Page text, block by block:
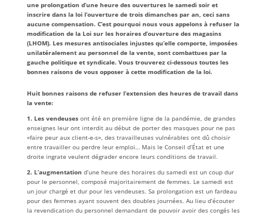
une prolongation d’une heure des ouvertures le samedi soir et
inscrire dans la loi l’ouverture de trois dimanches par an, ceci sans
aucune compensation. C’est pourquoi nous vous appelons à refuser la
modification de la Loi sur les horaires d’ouverture des magasins
(LHOM). Les mesures antisociales injustes qu’elle comporte, imposées
unilatéralement au personnel de la vente, sont combattues par la
gauche politique et syndicale. Vous trouverez ci-dessous toutes les
bonnes raisons de vous opposer à cette modification de la loi.
Huit bonnes raisons de refuser l’extension des heures de travail dans
la vente:
1. Les vendeusesont été en première ligne de la pandémie, de grandes
enseignes leur ont interdit au début de porter des masques pour ne pas
«faire peur aux client-e-s», des travailleuses vulnérables ont dû choisir
entre travailler ou perdre leur emploi… Mais le Conseil d’État et une
droite ingrate veulent dégrader encore leurs conditions de travail.
2. L’augmentation d’une heure des horaires du samedi est un coup dur
pour le personnel, composé majoritairement de femmes. Le samedi est
un jour chargé et dur pour les vendeuses. Sa prolongation est un fardeau
pour des femmes ayant souvent des doubles journées. Au lieu d’écouter
la revendication du personnel demandant de pouvoir avoir des congés les